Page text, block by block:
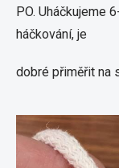
PO. Uháčkujeme
háčkování, je
dobré přiměřit na